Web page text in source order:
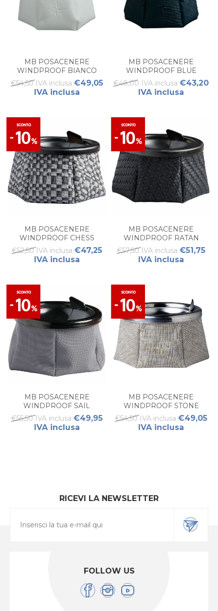
MB POSACENERE
WINDPROOF BIANCO
€54,50 IVA inclusa €49,05
IVA inclusa
MB POSACENERE
WINDPROOF BLUE
€48,00 IVA inclusa €43,20
IVA inclusa
MB POSACENERE
WINDPROOF CHESS
GRIGIO
€52,50 IVA inclusa €47,25
IVA inclusa
MB POSACENERE
WINDPROOF RATAN
BLACK
€57,50 IVA inclusa €51,75
IVA inclusa
MB POSACENERE
WINDPROOF SAIL
MARENGO (1PZ)
€55,50 IVA inclusa €49,95
IVA inclusa
MB POSACENERE
WINDPROOF STONE
€54,50 IVA inclusa €49,05
IVA inclusa
RICEVI LA NEWSLETTER
FOLLOW US